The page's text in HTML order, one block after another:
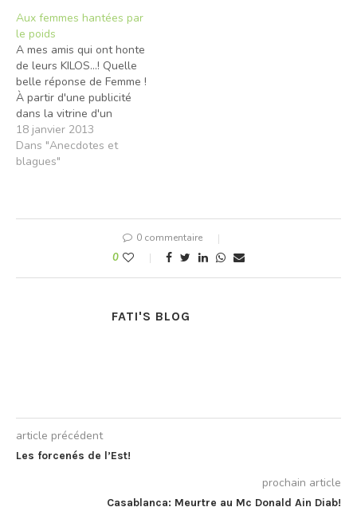
inégalable. Le côté social
reste encore ambigu chez…
Aux femmes hantées par
le poids
A mes amis qui ont honte
de leurs KILOS...! Quelle
belle réponse de Femme !
À partir d'une publicité
dans la vitrine d'un
gymnase en France, voici
la répartie d'une femme
dignement intelligente ...
18 janvier 2013
Dans "Anecdotes et
blagues"
0 commentaire
0
FATI'S BLOG
article précédent
Les forcenés de l’Est!
prochain article
Casablanca: Meurtre au Mc Donald Ain Diab!